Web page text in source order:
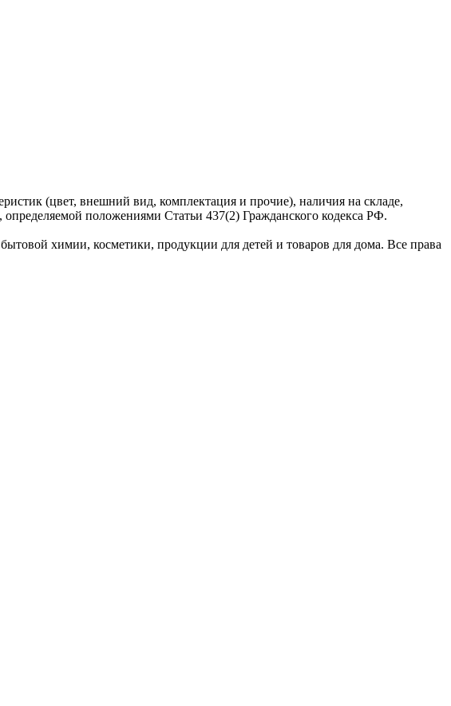
(цвет, внешний вид, комплектация и прочие), наличия на складе,
положениями Статьи 437(2) Гражданского кодекса РФ.
химии, косметики, продукции для детей и товаров для дома. Все права